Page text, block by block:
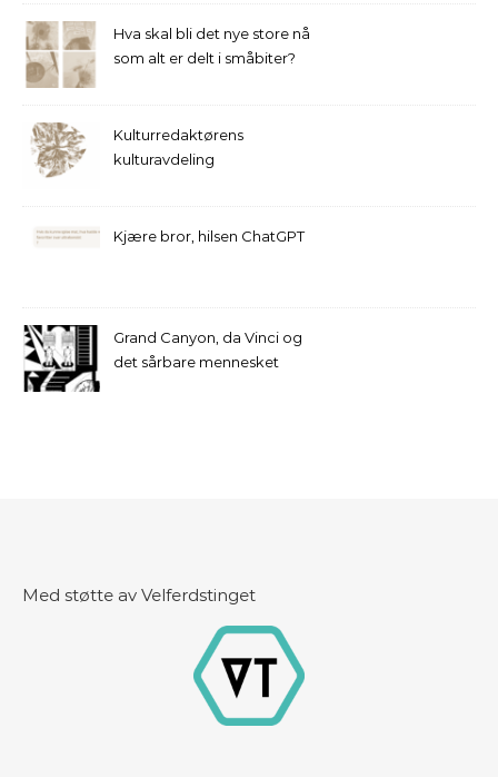
Hva skal bli det nye store nå
som alt er delt i småbiter?
Kulturredaktørens
kulturavdeling
Kjære bror, hilsen ChatGPT
Grand Canyon, da Vinci og
det sårbare mennesket
Med støtte av Velferdstinget